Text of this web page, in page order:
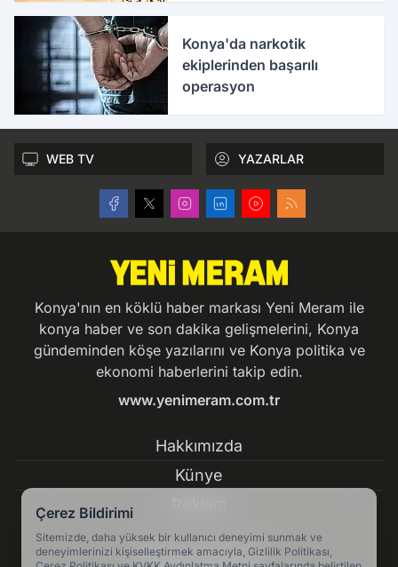
Konya'da narkotik
ekiplerinden başarılı
operasyon
WEB TV YAZARLAR
Konya'nın en köklü haber markası Yeni Meram ile
konya haber ve son dakika gelişmelerini, Konya
gündeminden köşe yazılarını ve Konya politika ve
ekonomi haberlerini takip edin.
www.yenimeram.com.tr
Hakkımızda
Künye
Kullanım Koşulları
Çerez Bildirimi
Sitemizde, daha yüksek bir kullanıcı deneyimi sunmak ve
deneyimlerinizi kişiselleştirmek amacıyla, Gizlilik Politikası,